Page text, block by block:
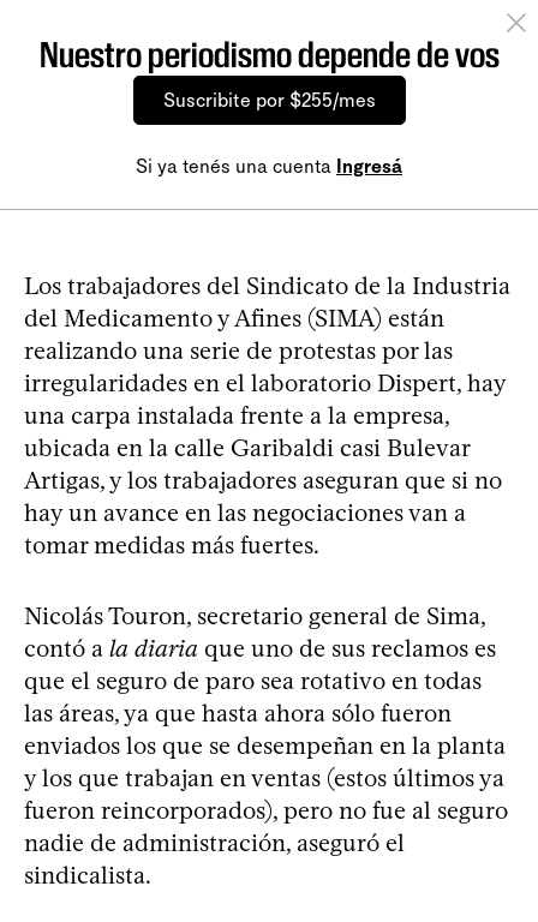
Nuestro periodismo depende de vos
Suscribite por $255/mes
Si ya tenés una cuenta Ingresá
Los trabajadores del Sindicato de la Industria
del Medicamento y Afines (SIMA) están
realizando una serie de protestas por las
irregularidades en el laboratorio Dispert, hay
una carpa instalada frente a la empresa,
ubicada en la calle Garibaldi casi Bulevar
Artigas, y los trabajadores aseguran que si no
hay un avance en las negociaciones van a
tomar medidas más fuertes.
Nicolás Touron, secretario general de Sima,
contó a la diaria que uno de sus reclamos es
que el seguro de paro sea rotativo en todas
las áreas, ya que hasta ahora sólo fueron
enviados los que se desempeñan en la planta
y los que trabajan en ventas (estos últimos ya
fueron reincorporados), pero no fue al seguro
nadie de administración, aseguró el
sindicalista.